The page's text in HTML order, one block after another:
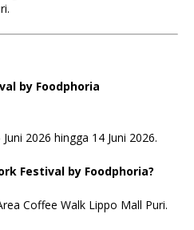
by Foodphoria
2026 hingga 14 Juni 2026.
Festival by Foodphoria?
Coffee Walk Lippo Mall Puri.